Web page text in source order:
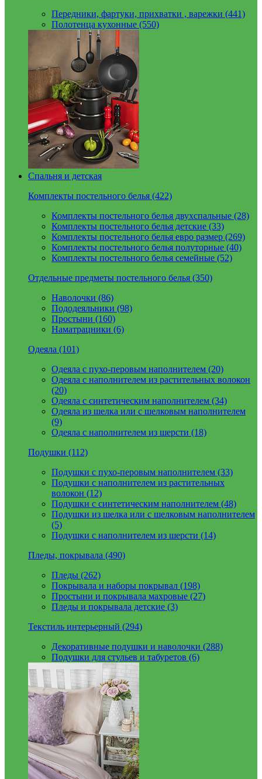
Передники, фартуки, прихватки , варежки (441)
Полотенца кухонные (550)
Спальня и детская
Комплекты постельного белья (422)
Комплекты постельного белья двухспальные (28)
Комплекты постельного белья детские (33)
Комплекты постельного белья евро размер (269)
Комплекты постельного белья полуторные (40)
Комплекты постельного белья семейные (52)
Отдельные предметы постельного белья (350)
Наволочки (86)
Пододеяльники (98)
Простыни (160)
Наматрацники (6)
Одеяла (101)
Одеяла с пухо-перовым наполнителем (20)
Одеяла с наполнителем из растительных волокон
(20)
Одеяла с синтетическим наполнителем (34)
Одеяла из шелка или с шелковым наполнителем
(9)
Одеяла с наполнителем из шерсти (18)
Подушки (112)
Подушки с пухо-перовым наполнителем (33)
Подушки с наполнителем из растительных
волокон (12)
Подушки с синтетическим наполнителем (48)
Подушки из шелка или с шелковым наполнителем
(5)
Подушки с наполнителем из шерсти (14)
Пледы, покрывала (490)
Пледы (262)
Покрывала и наборы покрывал (198)
Простыни и покрывала махровые (27)
Пледы и покрывала детские (3)
Текстиль интерьерный (294)
Декоративные подушки и наволочки (288)
Подушки для стульев и табуретов (6)